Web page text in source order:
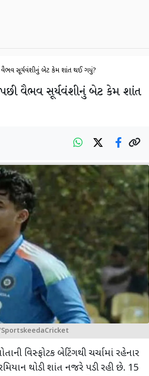
વૈભવ સૂર્યવંશીનું બેટ કેમ શાંત થઈ ગયું?
વૈભવ સૂર્યવંશીનું બેટ કેમ શાંત
વિસ્ફોટક બેટિંગથી ચર્ચામાં રહેનાર
થોડી શાંત નજરે પડી રહી છે. 15